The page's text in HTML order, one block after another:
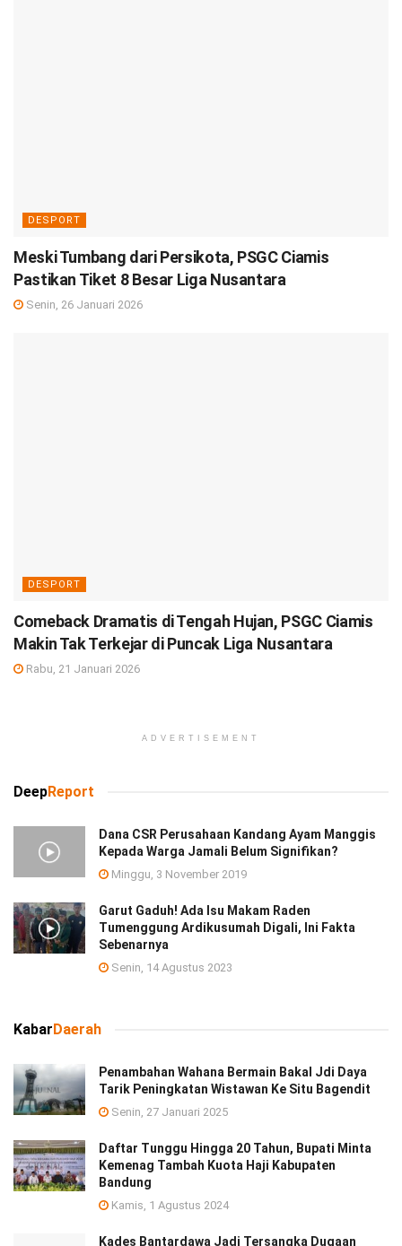
DESPORT
Meski Tumbang dari Persikota, PSGC Ciamis
Pastikan Tiket 8 Besar Liga Nusantara
Senin, 26 Januari 2026
DESPORT
Comeback Dramatis di Tengah Hujan, PSGC Ciamis
Makin Tak Terkejar di Puncak Liga Nusantara
Rabu, 21 Januari 2026
ADVERTISEMENT
DeepReport
Dana CSR Perusahaan Kandang Ayam Manggis
Kepada Warga Jamali Belum Signifikan?
Minggu, 3 November 2019
Garut Gaduh! Ada Isu Makam Raden
Tumenggung Ardikusumah Digali, Ini Fakta
Sebenarnya
Senin, 14 Agustus 2023
Kabar Daerah
Penambahan Wahana Bermain Bakal Jdi Daya
Tarik Peningkatan Wistawan Ke Situ Bagendit
Senin, 27 Januari 2025
Daftar Tunggu Hingga 20 Tahun, Bupati Minta
Kemenag Tambah Kuota Haji Kabupaten
Bandung
Kamis, 1 Agustus 2024
Kades Bantardawa Jadi Tersangka Dugaan